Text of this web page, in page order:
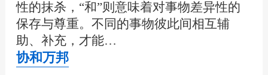
性的抹杀，“和”则意味着对事物差异性的
保存与尊重。不同的事物彼此间相互辅
助、补充，才能…
协和万邦